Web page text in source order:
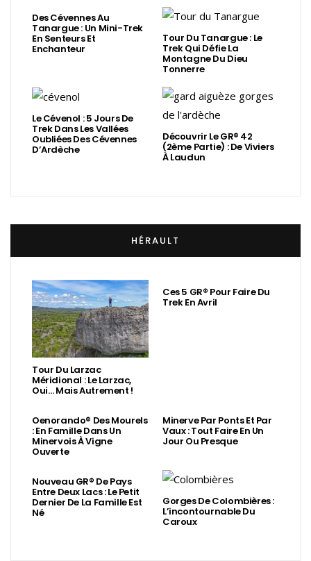
Des Cévennes Au
Tanargue : Un Mini-Trek
En Senteurs Et
Enchanteur
Tour Du Tanargue : Le
Trek Qui Défie La
Montagne Du Dieu
Tonnerre
Le Cévenol : 5 Jours De
Trek Dans Les Vallées
Oubliées Des Cévennes
D’Ardèche
Découvrir Le GR® 42
(2ème Partie) : De Viviers
À Laudun
HÉRAULT
Tour Du Larzac
Méridional : Le Larzac,
Oui… Mais Autrement !
Ces 5 GR® Pour Faire Du
Trek En Avril
Oenorando® Des Mourels
: En Famille Dans Un
Minervois À Vigne
Ouverte
Minerve Par Ponts Et Par
Vaux : Tout Faire En Un
Jour Ou Presque
Nouveau GR® De Pays
Entre Deux Lacs : Le Petit
Dernier De La Famille Est
Né
Gorges De Colombières :
L’incontournable Du
Caroux